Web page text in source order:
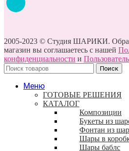
2005-2023 © Студия ШАРИКИ.
магазин вы соглашаетесь с нашей
конфиденциальности и
Поиск
Меню
ГОТОВЫЕ РЕШЕНИЯ
КАТАЛОГ
Композиции
Букеты из
Фонтан из
Шары в
Шары баблс